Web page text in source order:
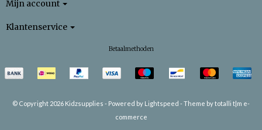
Mijn account
Klantenservice
Betaalmethoden
© Copyright 2026 Kidzsupplies - Powered by Lightspeed -Theme by totalli t|m e-
commerce